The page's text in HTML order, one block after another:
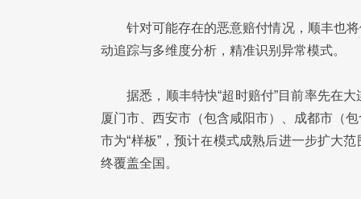
针对可能存在的恶意赔付情况，顺丰也
动追踪与多维度分析，精准识别异常模式。
据悉，顺丰特快“超时赔付”目前率先在
厦门市、西安市（包含咸阳市）、成都市（
市为“样板”，预计在模式成熟后进一步扩大
终覆盖全国。